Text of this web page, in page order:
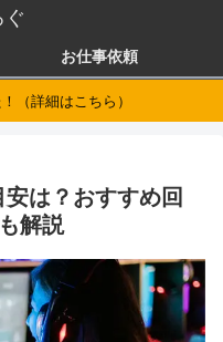
ぐ
お仕事依頼
（詳細はこちら）
は？おすすめ回
解説